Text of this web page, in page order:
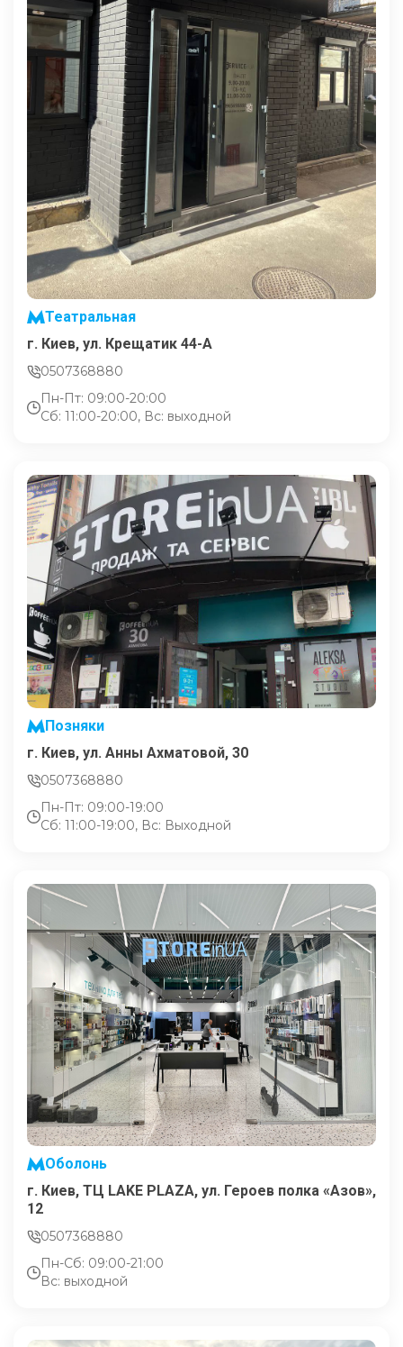
Театральная
г. Киев, ул. Крещатик 44-А
0507368880
Пн-Пт: 09:00-20:00
Сб: 11:00-20:00, Вс: выходной
Позняки
г. Киев, ул. Анны Ахматовой, 30
0507368880
Пн-Пт: 09:00-19:00
Сб: 11:00-19:00, Вс: Выходной
Оболонь
г. Киев, ТЦ LAKE PLAZA, ул. Героев полка «Азов»,
12
0507368880
Пн-Сб: 09:00-21:00
Вс: выходной